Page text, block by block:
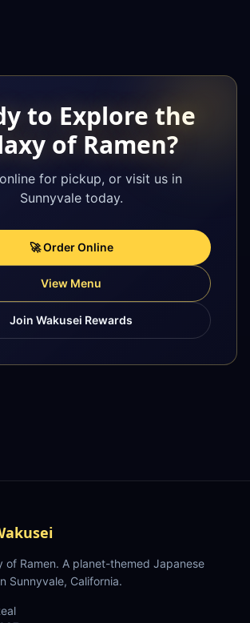
to Explore the
of Ramen?
for pickup, or visit us in
Sunnyvale today.
🚀 Order Online
View Menu
Join Wakusei Rewards
of Ramen. A planet-themed Japanese
Sunnyvale, California.